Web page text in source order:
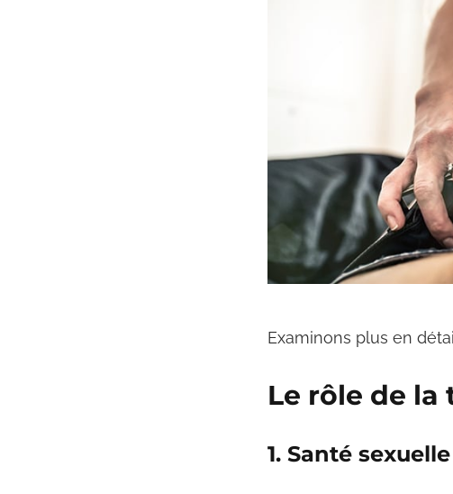
Examinons plus en
Le rôle de la
1. Santé